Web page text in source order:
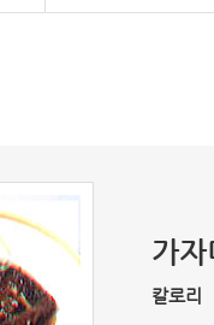
가자
칼로리